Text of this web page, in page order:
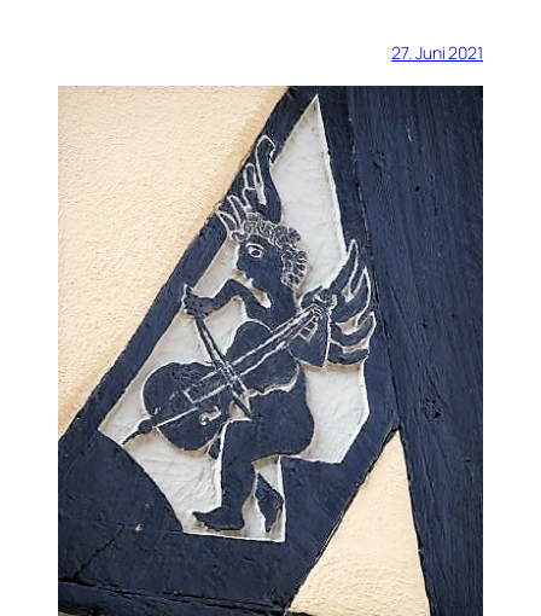
27. Juni 2021